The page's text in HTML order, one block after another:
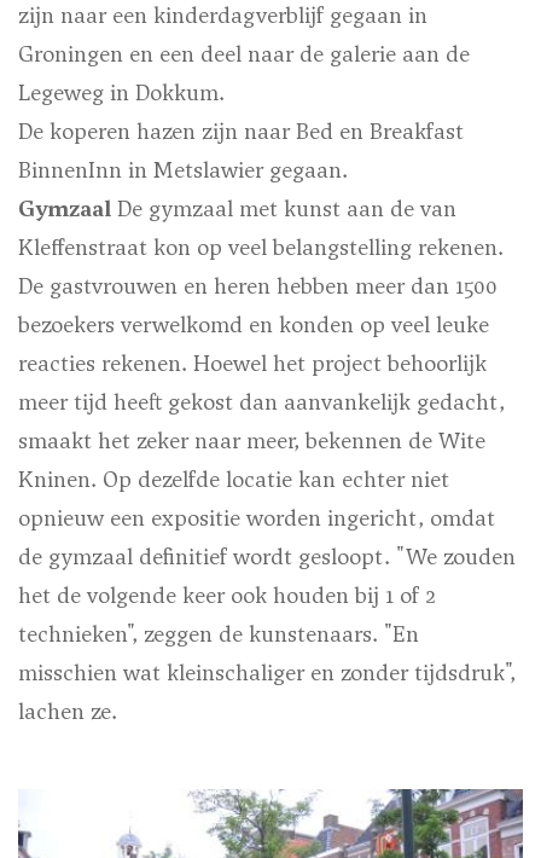
zijn naar een kinderdagverblijf gegaan in
Groningen en een deel naar de galerie aan de
Legeweg in Dokkum.
De koperen hazen zijn naar Bed en Breakfast
BinnenInn in Metslawier gegaan.
Gymzaal De gymzaal met kunst aan de van
Kleffenstraat kon op veel belangstelling rekenen.
De gastvrouwen en heren hebben meer dan 1500
bezoekers verwelkomd en konden op veel leuke
reacties rekenen. Hoewel het project behoorlijk
meer tijd heeft gekost dan aanvankelijk gedacht,
smaakt het zeker naar meer, bekennen de Wite
Kninen. Op dezelfde locatie kan echter niet
opnieuw een expositie worden ingericht, omdat
de gymzaal definitief wordt gesloopt. "We zouden
het de volgende keer ook houden bij 1 of 2
technieken", zeggen de kunstenaars. "En
misschien wat kleinschaliger en zonder tijdsdruk",
lachen ze.